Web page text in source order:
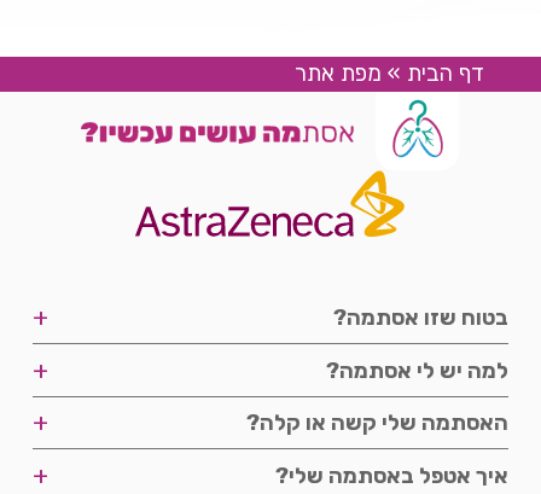
דף הבית » מפת אתר
בטוח שזו אסתמה? +
שלבים
למה יש לי אסתמה? +
האסתמה שלי קשה או קלה? +
פודקאסטים
איך אטפל באסתמה שלי? +